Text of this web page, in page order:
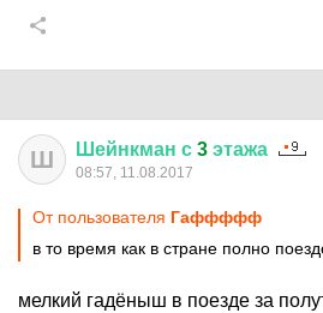
Ш Шейнкман с 3 этажа
08:57, 11.08.2017
От пользователя Гаффффф
в то время как в стране полно
мелкий гадёныш в поезде за